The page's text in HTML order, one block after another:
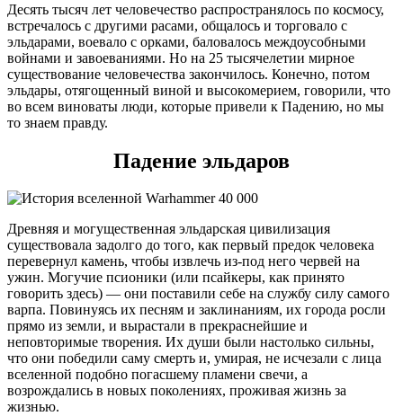
Десять тысяч лет человечество распространялось по космосу,
встречалось с другими расами, общалось и торговало с
эльдарами, воевало с орками, баловалось междоусобными
войнами и завоеваниями. Но на 25 тысячелетии мирное
существование человечества закончилось. Конечно, потом
эльдары, отягощенный виной и высокомерием, говорили, что
во всем виноваты люди, которые привели к Падению, но мы
то знаем правду.
Падение эльдаров
Древняя и могущественная эльдарская цивилизация
существовала задолго до того, как первый предок человека
перевернул камень, чтобы извлечь из-под него червей на
ужин. Могучие псионики (или псайкеры, как принято
говорить здесь) — они поставили себе на службу силу самого
варпа. Повинуясь их песням и заклинаниям, их города росли
прямо из земли, и вырастали в прекраснейшие и
неповторимые творения. Их души были настолько сильны,
что они победили саму смерть и, умирая, не исчезали с лица
вселенной подобно погасшему пламени свечи, а
возрождались в новых поколениях, проживая жизнь за
жизнью.